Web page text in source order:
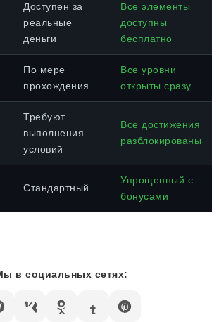
Доступен за
реальные
деньги
Все элементы
доступны
бесплатно
По мере
прохождения
Все уровни
открыты сразу
Требуют
выполнения
условий
Все достижения
разблокированы
Стандартный
Упрощенный с
бонусами
в социальных сетях: